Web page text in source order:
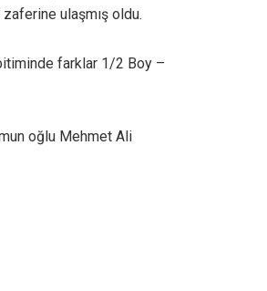
ulaşmış oldu.
farklar 1/2 Boy –
oğlu Mehmet Ali